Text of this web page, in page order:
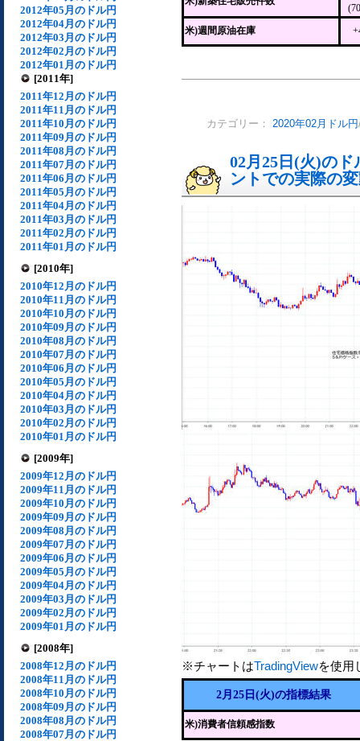
2012年05月のドル円
2012年04月のドル円
2012年03月のドル円
2012年02月のドル円
2012年01月のドル円
[2011年]
2011年12月のドル円
2011年11月のドル円
2011年10月のドル円
2011年09月のドル円
2011年08月のドル円
2011年07月のドル円
2011年06月のドル円
2011年05月のドル円
2011年04月のドル円
2011年03月のドル円
2011年02月のドル円
2011年01月のドル円
[2010年]
2010年12月のドル円
2010年11月のドル円
2010年10月のドル円
2010年09月のドル円
2010年08月のドル円
2010年07月のドル円
2010年06月のドル円
2010年05月のドル円
2010年04月のドル円
2010年03月のドル円
2010年02月のドル円
2010年01月のドル円
[2009年]
2009年12月のドル円
2009年11月のドル円
2009年10月のドル円
2009年09月のドル円
2009年08月のドル円
2009年07月のドル円
2009年06月のドル円
2009年05月のドル円
2009年04月のドル円
2009年03月のドル円
2009年02月のドル円
2009年01月のドル円
[2008年]
2008年12月のドル円
2008年11月のドル円
2008年10月のドル円
2008年09月のドル円
2008年08月のドル円
2008年07月のドル円
米)週間原油在庫
カテゴリー： 2020年02月ドル円
02月25日(火)の
ントでの実際の
※チャートはTradingViewを使用
2月25日(火)の指標結果
米)消費者信頼感指数